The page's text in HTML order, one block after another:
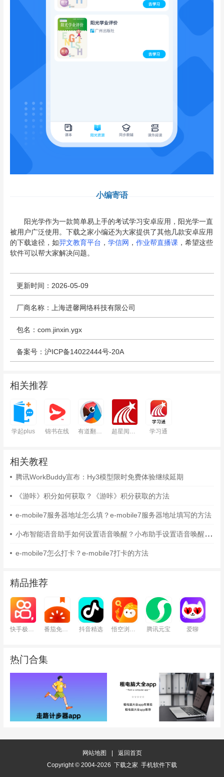
小编寄语
阳光学作为一款简单易上手的考试学习安卓应用，阳光学一直
被用户广泛使用。下载之家小编还为大家提供了其他几款安卓应用
的下载途径，如羿文教育平台 ， 学信网 ， 作业帮直播课，希望这些
软件可以帮大家解决问题。
更新时间：2026-05-09
厂商名称：上海进馨网络科技有限公司
包名：com.jinxin.ygx
备案号：沪ICP备14022444号-20A
相关推荐
学起plus 锦书在线 有道翻译官 超星阅读器 学习通
相关教程
腾讯WorkBuddy宣布：Hy3模型限时免费体验继续延期
《游咔》积分如何获取？《游咔》积分获取的方法
e-mobile7服务器地址怎么填？e-mobile7服务器地址填写的方法
小布智能语音助手如何设置语音唤醒？小布助手设置语音唤醒的方法
e-mobile7怎么打卡？e-mobile7打卡的方法
精品推荐
抖音精选 腾讯元宝 爱聊
热门合集
网站地图 |
返回首页
Copyright © 2004-2026 下载之家 手机软件下载